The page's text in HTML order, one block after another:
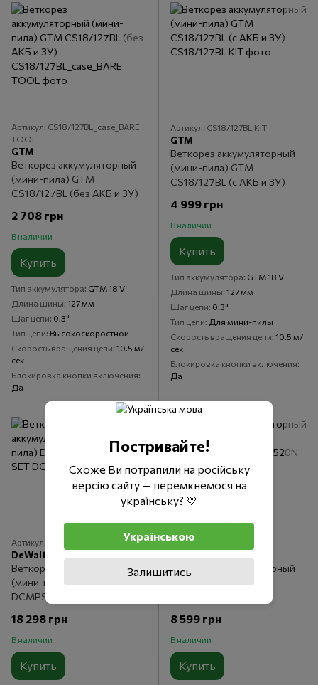
Артикул: CS18/127BL_case_BARE
TOOL
GTM
Веткорез аккумуляторный
(мини-пила) GTM
CS18/127BL (без АКБ и ЗУ)
2 708 грн
В наличии
Купить
Тип аккумулятора GTM 18 V
Длина шины 127 мм
Шаг цепи 0.3"
Тип цепи Высокоскоростной
Скорость вращения цепи 10.5 м/
сек
Блокировка кнопки включения
Да
Артикул: CS18/127BL KIT
GTM
Веткорез аккумуляторный
(мини-пила) GTM
CS18/127BL (с АКБ и ЗУ)
4 999 грн
В наличии
Купить
Тип аккумулятора GTM 18 V
Длина шины 127 мм
Шаг цепи 0.3"
Тип цепи Для мини-пилы
Скорость вращения цепи 10.5 м/
сек
Блокировка кнопки включения
Да
Артикул: DCMPS520P1
DeWalt
Веткорез аккумуляторный
(мини-пила) DeWALT
DCMPS520P1 SET
18 298 грн
В наличии
Купить
Артикул: DCMPS520N
Веткорез аккумуляторный
(мини-пила) DeWALT
8 599 грн
В наличии
Купить
Постривайте!
Схоже Ви потрапили на російську
версію сайту — перемкнемося на
українську? 💛
Українською
Залишитись